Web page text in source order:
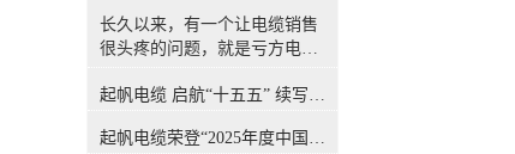
长久以来，有一个让电缆销售
很头疼的问题，就是亏方电
为很多客户都喜欢量电缆导体
合格。所以很多人讨论，铜丝
起帆电缆 启航“十五五” 续写新篇章
起帆电缆荣登“2025年度中国线缆行业10强”榜单！